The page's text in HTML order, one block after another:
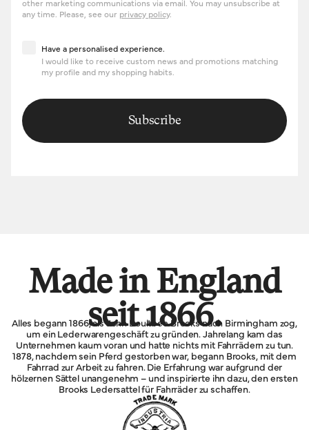
other marketing communications via email. You may unsubscribe at
any time. Please, see our privacy policy.
Have a personalised experience
Have a personalised experience.
I would like to receive custom news and promotions matching
my profile and my shopping habits.
Subscribe
Made in England
seit 1866.
Alles begann 1866, als John Boultbee Brooks nach Birmingham zog,
um ein Lederwarengeschäft zu gründen. Jahrelang kam das
Unternehmen kaum voran und hatte nichts mit Fahrrädern zu tun.
1878, nachdem sein Pferd gestorben war, begann Brooks, mit dem
Fahrrad zur Arbeit zu fahren. Die Erfahrung war aufgrund der
hölzernen Sättel unangenehm – und inspirierte ihn dazu, den ersten
Brooks Ledersattel für Fahrräder zu schaffen.